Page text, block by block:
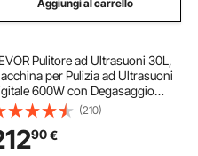
Aggiungi al carrello
Pulitore ad Ultrasuoni 30L,
per Pulizia ad Ultrasuoni
600W con Degasaggio
Delicata, Pulitore ad
Industriale da 40kHz con
e Riscaldatore per Gioielli
(210)
90€